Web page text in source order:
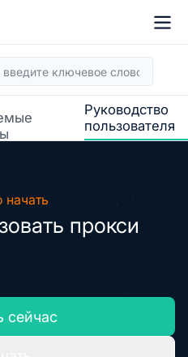
Руководство
пользователя
начать
прокси
сейчас